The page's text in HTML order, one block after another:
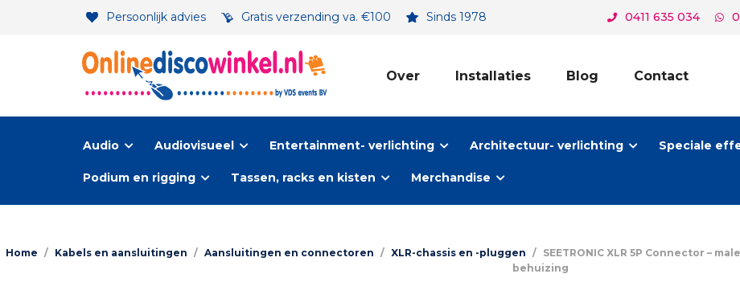
Persoonlijk advies Gratis verzending va. €100 Sinds 1978 0411 635 034
Over Installaties Blog Contact
Audio Audiovisueel Entertainment- verlichting Architectuur- verlichting Speciale
Podium en rigging Tassen, racks en kisten Merchandise
Home / Kabels en aansluitingen / Aansluitingen en connectoren / XLR-chassis en -pluggen /
SEETRONIC XLR 5P Connector –
behuizing